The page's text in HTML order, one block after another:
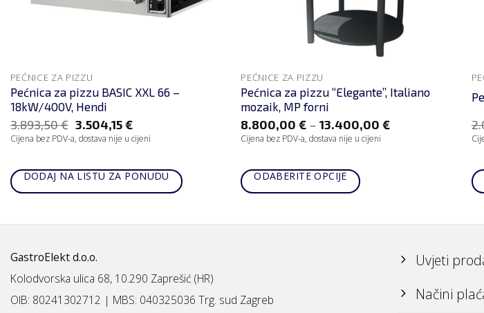
PEĆNICE ZA PIZZU
Pećnica za pizzu BASIC XXL 66 –
18kW/400V, Hendi
3.893,50€ 3.504,15€
Cijena bez PDV-a, dostava nije u cijeni
DODAJ NA LISTU ZA PONUDU
PEĆNICE ZA PIZZU
Pećnica za pizzu “Elegante”, Italiano
mozaik, MP forni
8.800,00€ –13.400,00€
Cijena bez PDV-a, dostava nije u cijeni
ODABERITE OPCIJE
GastroElekt d.o.o.
Kolodvorska ulica 68, 10.290 Zaprešić (HR)
OIB: 80241302712 | MBS: 040325036 Trg. sud Zagreb
Uvjeti
Načini